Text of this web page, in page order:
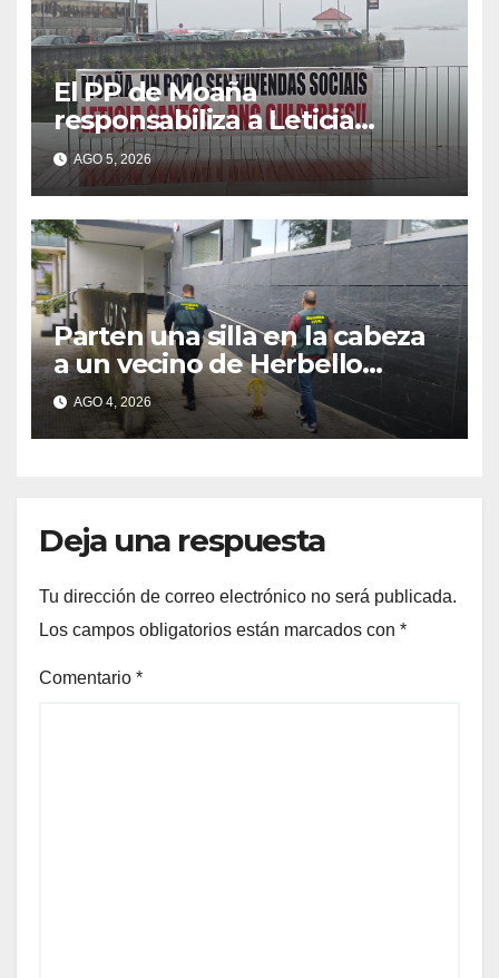
El PP de Moaña
responsabiliza a Leticia
Santos de poner en riesgo la
construcción de viviendas
sociales de As Raíñas
AGO 5, 2026
Parten una silla en la cabeza
a un vecino de Herbello
durante una pelea en su
vivienda
AGO 4, 2026
Deja una respuesta
Tu dirección de correo electrónico no será publicada.
Los campos obligatorios están marcados con *
Comentario *